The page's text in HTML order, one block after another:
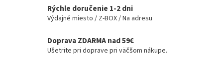
Rýchle doručenie 1-2 dni
Výdajné miesto / Z-BOX / Na adresu
Doprava ZDARMA nad 59€
Ušetrite pri doprave pri väčšom nákupe.